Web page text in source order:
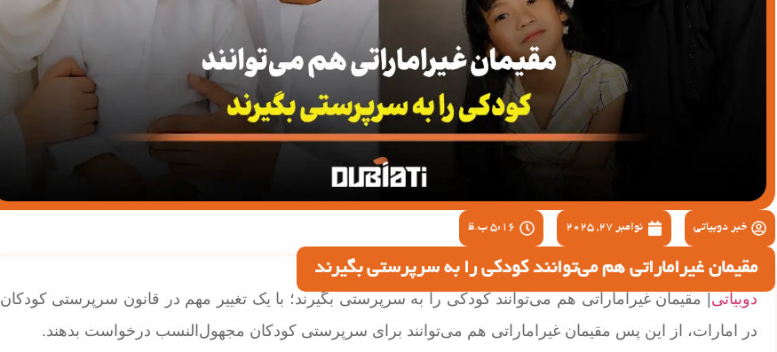
خبر دوبیاتی نوامبر 27, 2025 5:16 ب.ظ
مقیمان غیراماراتی هم می‌توانند کودکی را به سرپرستی بگیرند
دوبیاتی | مقیمان غیراماراتی هم می‌توانند کودکی را به سرپرستی بگیرند؛ با یک تغییر مهم در قانون سرپرستی کودکان
در امارات، از این پس مقیمان غیراماراتی هم می‌توانند برای سرپرستی کودکان مجهول‌النسب درخواست بدهند.